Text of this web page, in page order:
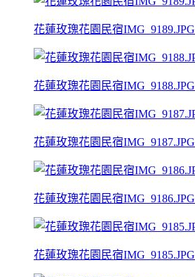
花蓮玫瑰花園民宿IMG_9189.JPG
花蓮玫瑰花園民宿IMG_9188.JPG
花蓮玫瑰花園民宿IMG_9187.JPG
花蓮玫瑰花園民宿IMG_9186.JPG
花蓮玫瑰花園民宿IMG_9185.JPG